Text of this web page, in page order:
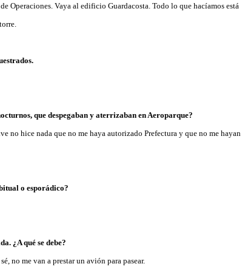
Operaciones. Vaya al edificio Guardacosta. Todo lo que hacíamos está
que despegaban y aterrizaban en Aeroparque?
no hice nada que no me haya autorizado Prefectura y que no me hayan
o esporádico?
¿A qué se debe?
no me van a prestar un avión para pasear.